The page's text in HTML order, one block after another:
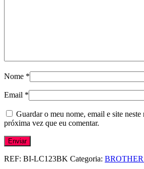
Nome *
Email *
Guardar o meu nome, email e site neste
próxima vez que eu comentar.
REF: BI-LC123BK Categoria: